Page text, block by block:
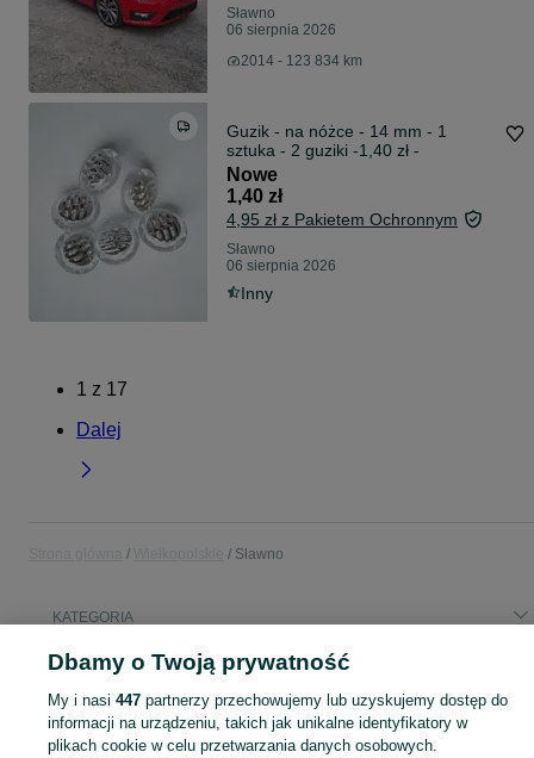
Sławno
06 sierpnia 2026
2014 - 123 834 km
Guzik - na nóżce - 14 mm - 1
sztuka - 2 guziki -1,40 zł -
Nowe
1,40 zł
4,95 zł z Pakietem Ochronnym
Sławno
06 sierpnia 2026
Inny
1 z 17
Dalej
Sławno
KATEGORIA
Popularne wyszukiwania
brukarz
Dbamy o Twoją prywatność
My i nasi 447partnerzy przechowujemy lub uzyskujemy dostęp do
informacji na urządzeniu, takich jak unikalne identyfikatory w
plikach cookie w celu przetwarzania danych osobowych.